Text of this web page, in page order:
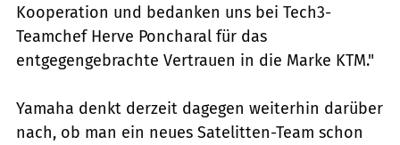
Kooperation und bedanken uns bei Tech3-
Teamchef Herve Poncharal für das
entgegengebrachte Vertrauen in die Marke KTM."
Yamaha denkt derzeit dagegen weiterhin darüber
nach, ob man ein neues Satelitten-Team schon